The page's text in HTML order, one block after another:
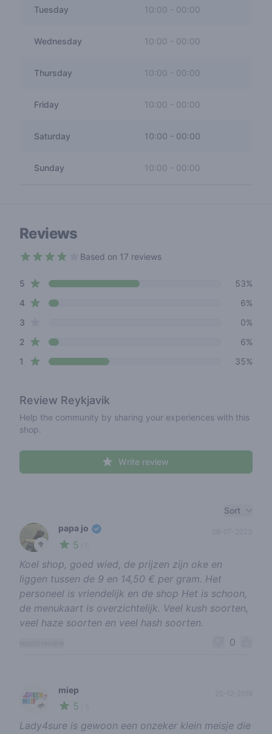
Tuesday 10:00 00:00
Wednesday 10:00 - 00:00
Thursday 10:00 00:00
Friday 10:00 - 00:00
Saturday 10:00 - 00:00
Sunday 10:00 - 00:00
Reviews
Based on 17 reviews
Review data
5 star reviews
53%
4star reviews
6%
3
0%
2 star reviews
6%
1 star reviews 35%
Review Reykjavik
Help the community by sharing your experiences with this
shop.
Write review
Sort
🥦
papa jo
5
08-07-2023
Koel shop, goed wied, de prijzen zijn oke en
liggen tussen de 9 en 14,50 € per gram. Het
personeel is vriendelijk en de shop Het is schoon,
de menukaart is overzichtelijk. Veel kush soorten,
veel haze soorten en veel hash soorten.
0
🌱
miep
5
Lady4sure is gewoon een onzeker klein meisje die